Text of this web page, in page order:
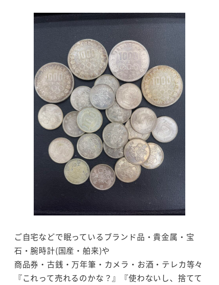
ご自宅などで眠っているブランド品・貴金属・宝
石・腕時計(国産・舶来)や
商品券・古銭・万年筆・カメラ・お酒・テレカ等々
『これって売れるのかな？』『使わないし、捨てて